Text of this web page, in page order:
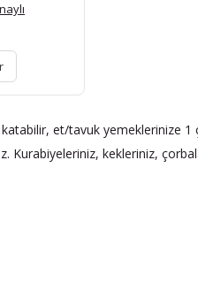
et/tavuk yemeklerinize 1
kekleriniz,